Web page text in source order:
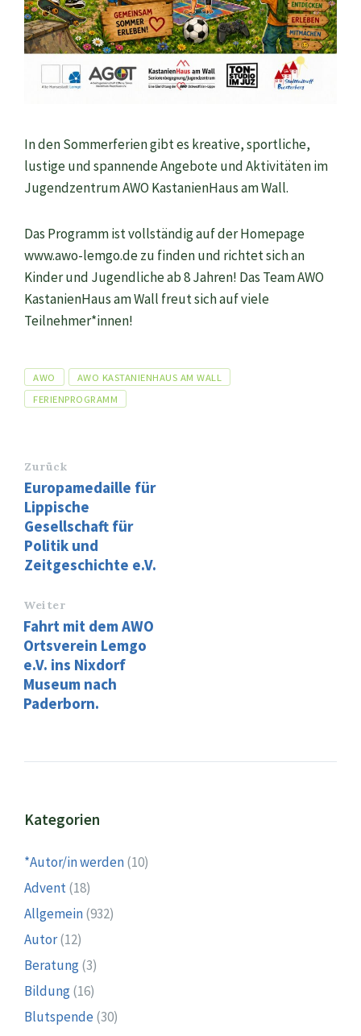
In den Sommerferien gibt es kreative, sportliche,
lustige und spannende Angebote und Aktivitäten im
Jugendzentrum AWO KastanienHaus am Wall.
Das Programm ist vollständig auf der Homepage
www.awo-lemgo.de zu finden und richtet sich an
Kinder und Jugendliche ab 8 Jahren! Das Team AWO
KastanienHaus am Wall freut sich auf viele
Teilnehmer*innen!
Tags
AWO
AWO KASTANIENHAUS AM WALL
FERIENPROGRAMM
Zurück
Europamedaille für
Lippische
Gesellschaft für
Politik und
Zeitgeschichte e.V.
Weiter
Fahrt mit dem AWO
Ortsverein Lemgo
e.V. ins Nixdorf
Museum nach
Paderborn.
Kategorien
*Autor/in werden(10)
Advent(18)
Allgemein(932)
Autor(12)
Beratung(3)
Bildung(16)
Blutspende (30)